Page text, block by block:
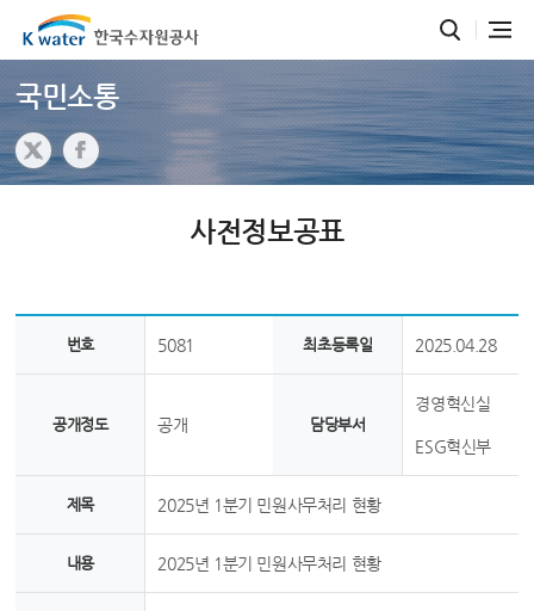
국민소통
사전정보공표
번호 5081 최초등록일 2025.04.28
공개정도 공개 담당부서
경영혁신실
ESG혁신부
제목 2025년 1분기 민원사무처리 현황
내용 2025년 1분기 민원사무처리 현황